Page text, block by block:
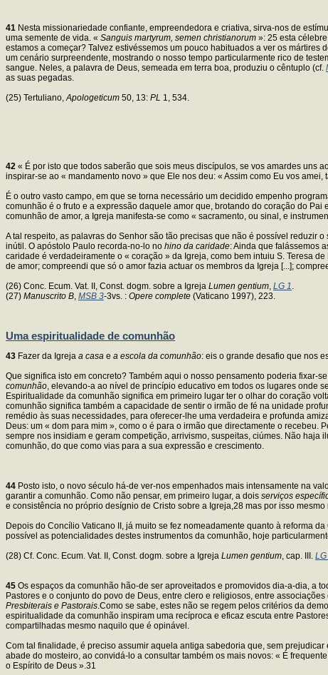
41 Nesta missionariedade confiante, empreendedora e criativa, sirva-nos de
uma semente de vida. « Sanguis martyrum, semen christianorum »: 25 esta
estamos a começar? Talvez estivéssemos um pouco habituados a ver os
um cenário surpreendente, mostrando o nosso tempo particularmente rico de
sangue. Neles, a palavra de Deus, semeada em terra boa, produziu o cêntuplo (cf.
as suas pegadas.
(25) Tertuliano, Apologeticum 50, 13: PL 1, 534.
42 « É por isto que todos saberão que sois meus discípulos, se vos amardes uns
inspirar-se ao « mandamento novo » que Ele nos deu: « Assim como Eu vos
É o outro vasto campo, em que se torna necessário um decidido empenho
comunhão é o fruto e a expressão daquele amor que, brotando do coração do Pai
comunhão de amor, a Igreja manifesta-se como « sacramento, ou sinal, e
A tal respeito, as palavras do Senhor são tão precisas que não é possível reduzir
inútil. O apóstolo Paulo recorda-no-lo no hino da caridade: Ainda que falássemos
caridade é verdadeiramente o « coração » da Igreja, como bem intuiu S. Teresa
de amor; compreendi que só o amor fazia actuar os membros da Igreja [...];
(26) Conc. Ecum. Vat. II, Const. dogm. sobre a Igreja Lumen gentium LG 1
(27) Manuscrito B MSB 3-3vs. : Opere complete (Vaticano 1997), 223.
Uma espiritualidade de comunhão
43 Fazer da Igreja a casa e a escola da comunhão: eis o grande desafio que nos
Que significa isto em concreto? Também aqui o nosso pensamento poderia fixar-
comunhão , elevando-a ao nível de princípio educativo em todos os lugares onde
Espiritualidade da comunhão significa em primeiro lugar ter o olhar do coração
comunhão significa também a capacidade de sentir o irmão de fé na unidade
remédio às suas necessidades, para oferecer-lhe uma verdadeira e profunda
Deus: um « dom para mim », como o é para o irmão que directamente o
sempre nos insidiam e geram competição, arrivismo, suspeitas, ciúmes. Não
comunhão, do que como vias para a sua expressão e crescimento.
44 Posto isto, o novo século há-de ver-nos empenhados mais intensamente na
garantir a comunhão. Como não pensar, em primeiro lugar, a dois serviços
e consistência no próprio desígnio de Cristo sobre a Igreja,28 mas por isso
Depois do Concílio Vaticano II, já muito se fez nomeadamente quanto à reforma
possível as potencialidades destes instrumentos da comunhão, hoje
(28) Cf. Conc. Ecum. Vat. II, Const. dogm. sobre a Igreja Lumen gentium , cap. III.
45 Os espaços da comunhão hão-de ser aproveitados e promovidos dia-a-dia, a
Pastores e o conjunto do povo de Deus, entre clero e religiosos, entre
Presbiterais e Pastorais .Como se sabe, estes não se regem pelos critérios da
espiritualidade da comunhão inspiram uma recíproca e eficaz escuta entre
compartilhadas mesmo naquilo que é opinável.
Com tal finalidade, é preciso assumir aquela antiga sabedoria que, sem
abade do mosteiro, ao convidá-lo a consultar também os mais novos: « É
o Espírito de Deus ».31